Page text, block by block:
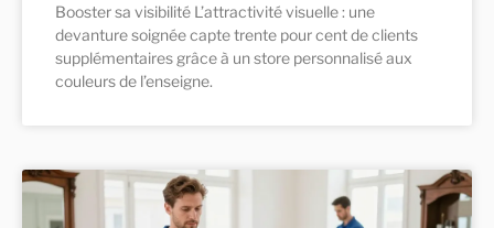
Booster sa visibilité L’attractivité visuelle : une
devanture soignée capte trente pour cent de clients
supplémentaires grâce à un store personnalisé aux
couleurs de l’enseigne.